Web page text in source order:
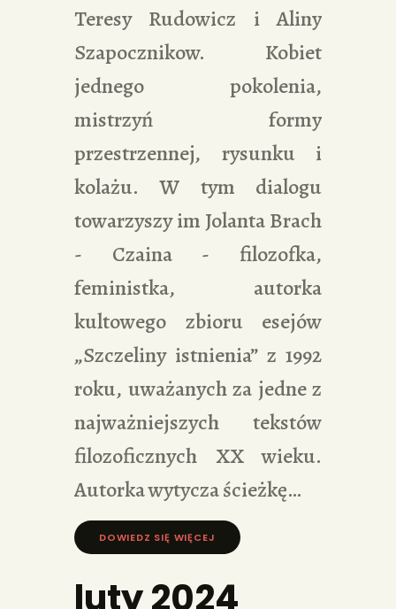
Teresy Rudowicz i Aliny
Szapocznikow. Kobiet
jednego pokolenia,
mistrzyń formy
przestrzennej, rysunku i
kolażu. W tym dialogu
towarzyszy im Jolanta Brach
- Czaina - filozofka,
feministka, autorka
kultowego zbioru esejów
„Szczeliny istnienia” z 1992
roku, uważanych za jedne z
najważniejszych tekstów
filozoficznych XX wieku.
Autorka wytycza ścieżkę…
DOWIEDZ SIĘ WIĘCEJ »
luty 2024